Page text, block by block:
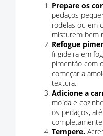
Prepare os
pedaços
rodelas ou em
misturem bem
Refogue
frigideira em
pimentão com
começar a
textura.
Adicione a
moída e
os pedaços,
Tempere.